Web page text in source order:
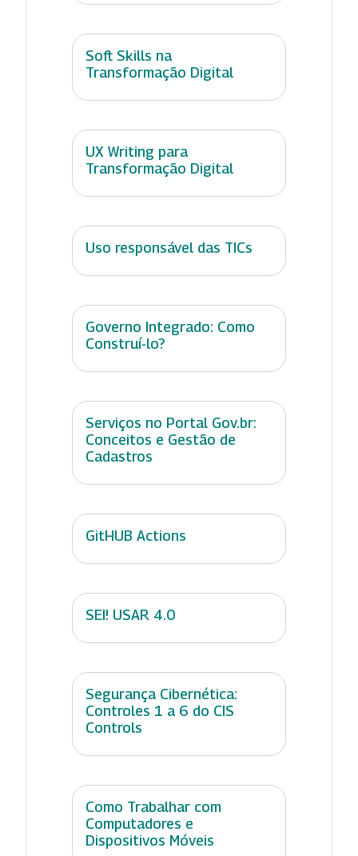
Soft Skills na
Transformação Digital
UX Writing para
Transformação Digital
Uso responsável das TICs
Governo Integrado: Como
Construí-lo?
Serviços no Portal Gov.br:
Conceitos e Gestão de
Cadastros
GitHUB Actions
SEI! USAR 4.0
Segurança Cibernética:
Controles 1 a 6 do CIS
Controls
Como Trabalhar com
Computadores e
Dispositivos Móveis